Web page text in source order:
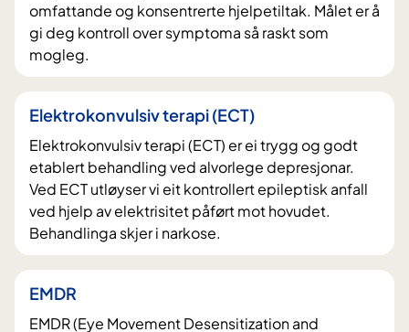
omfattande og konsentrerte hjelpetiltak. Målet er å
gi deg kontroll over symptoma så raskt som
mogleg.
Elektrokonvulsiv terapi (ECT)
Elektrokonvulsiv terapi (ECT) er ei trygg og godt
etablert behandling ved alvorlege depresjonar.
Ved ECT utløyser vi eit kontrollert epileptisk anfall
ved hjelp av elektrisitet påført mot hovudet.
Behandlinga skjer i narkose.
EMDR
EMDR (Eye Movement Desensitization and